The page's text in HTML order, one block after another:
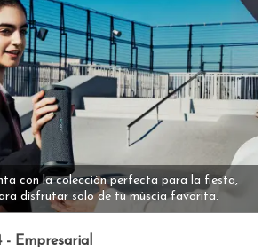
con la colección perfecta para la fiesta,
disfrutar solo de tu múscia favorita.
- Empresarial